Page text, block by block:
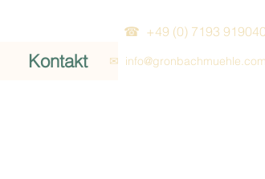
☎ +49 (0) 7193
✉ info
Kontakt